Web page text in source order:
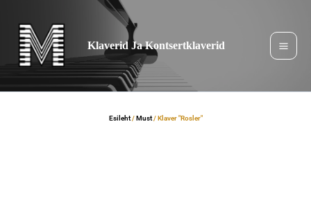
sisukord
vahele
Klaverid Ja Kontsertklaverid
Esileht/Must/ Klaver "Rosler"